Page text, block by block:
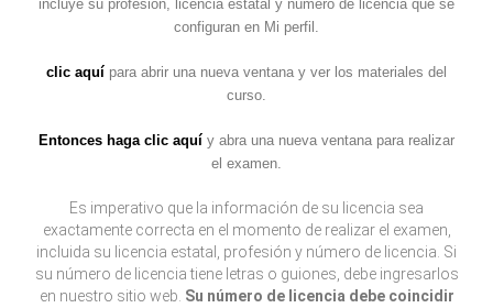
incluye su profesión, licencia estatal y número de licencia que se
configuran en Mi perfil.
clic aquí para abrir una nueva ventana y ver los materiales del
curso.
Entonces haga clic aquí y abra una nueva ventana para realizar
el examen.
Es imperativo que la información de su licencia sea
exactamente correcta en el momento de realizar el examen,
incluida su licencia estatal, profesión y número de licencia. Si
su número de licencia tiene letras o guiones, debe ingresarlos
en nuestro sitio web. Su número de licencia debe coincidir